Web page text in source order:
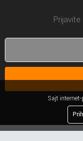
Sajt